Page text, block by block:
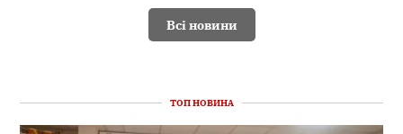
Всі новини
ТОП НОВИНА